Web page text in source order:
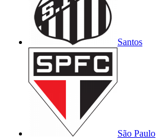
Santos
São Paulo